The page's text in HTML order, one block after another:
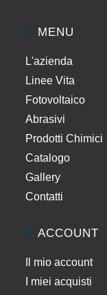
MENU
L'azienda
Linee Vita
Fotovoltaico
Abrasivi
Prodotti Chimici
Catalogo
Gallery
Contatti
ACCOUNT
Il mio account
I miei acquisti